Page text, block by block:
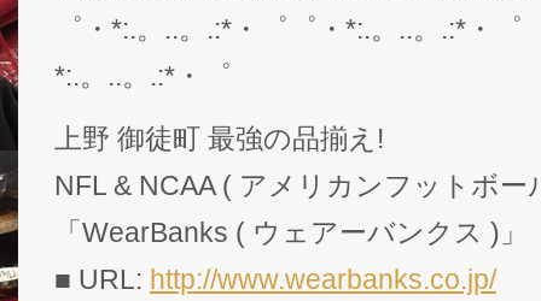
゜・*:.。..。.:*・゜゜・*:.。..。.:*・
*:.。..。.:*・゜
上野 御徒町 最強の品揃え!
NFL & NCAA ( アメリカンフットボー
「WearBanks ( ウェアーバンクス )」
■ URL: http://www.wearbanks.co.jp/